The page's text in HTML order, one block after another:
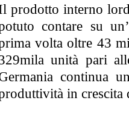
prodotto interno
contare su
volta oltre 43
unità pari
continua
in crescita